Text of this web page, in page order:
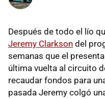
Después de todo el lío
Jeremy Clarkson del
semanas que el
última vuelta al circuito
recaudar fondos para
pasada Jeremy colgó